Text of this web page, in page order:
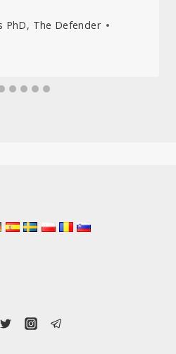
PhD, The Defender